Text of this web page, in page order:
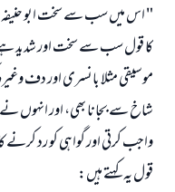
" اس ميں سب سے سخت ابو حنيفہ
كا قول سب سے سخت اور شديد
موسيقى مثلا بانسرى اور دف
شاخ سے بجانا بھى، اور انہوں
واجب كرتى اور گواہى كو رد
قول يہ كہتے ہيں: